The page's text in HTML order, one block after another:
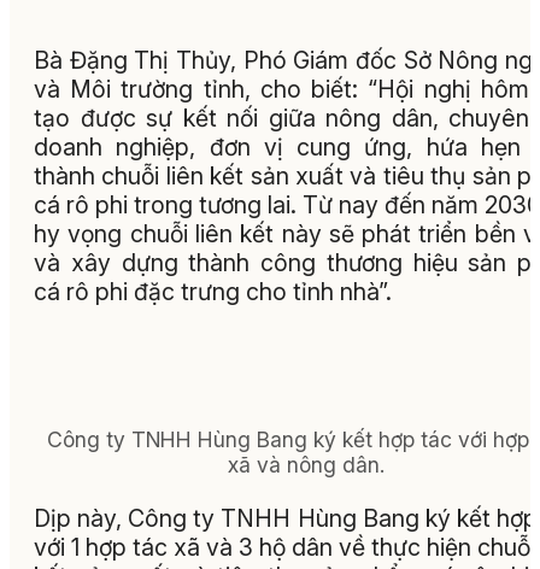
Bà Đặng Thị Thủy, Phó Giám đốc Sở Nông
và Môi trường tỉnh, cho biết: “Hội nghị hôm
tạo được sự kết nối giữa nông dân, chuyên
doanh nghiệp, đơn vị cung ứng, hứa hẹn
thành chuỗi liên kết sản xuất và tiêu thụ sản
cá rô phi trong tương lai. Từ nay đến năm
hy vọng chuỗi liên kết này sẽ phát triển bền
và xây dựng thành công thương hiệu sản
cá rô phi đặc trưng cho tỉnh nhà”.
Công ty TNHH Hùng Bang ký kết hợp tác với hợp
xã và nông dân.
Dịp này, Công ty TNHH Hùng Bang ký kết
với 1 hợp tác xã và 3 hộ dân về thực hiện